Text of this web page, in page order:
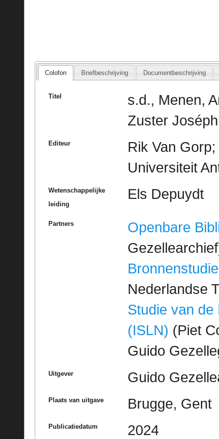
Colofon Briefbeschrijving Documentbeschrijving
Titel
s.d., Menen,
Zuster
Editeur
Rik Van
Universiteit
Wetenschappelijke
leiding
Els Depuydt
Partners
Openbare
Bronnenstudie
Nederlandse
Studie van de
(ISLN) (Piet
Guido
Uitgever Guido
Plaats van uitgave Brugge, Gent
Publicatiedatum 2024